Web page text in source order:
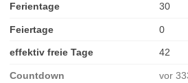
Ferientage 30
Feiertage 0
effektiv freie Tage 42
Countdown vor